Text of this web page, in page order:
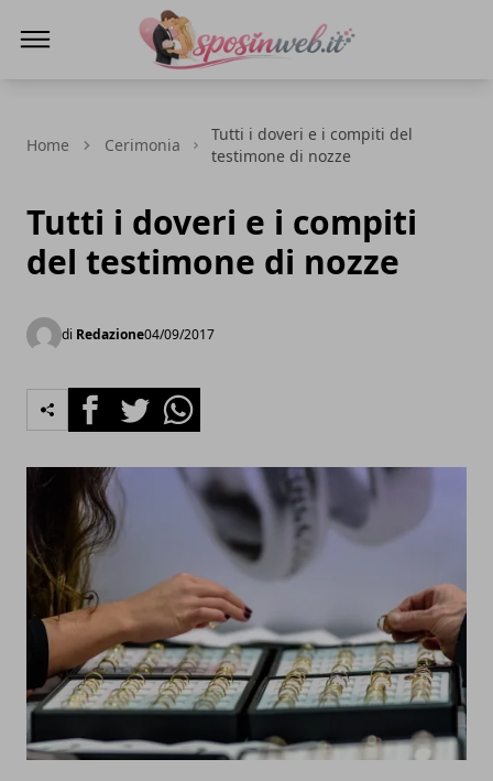
Home Cerimonia
Tutti i doveri e i compiti del
testimone di nozze
Tutti i doveri e i compiti
del testimone di nozze
di Redazione04/09/2017
FacebookTwitterWhatsapp